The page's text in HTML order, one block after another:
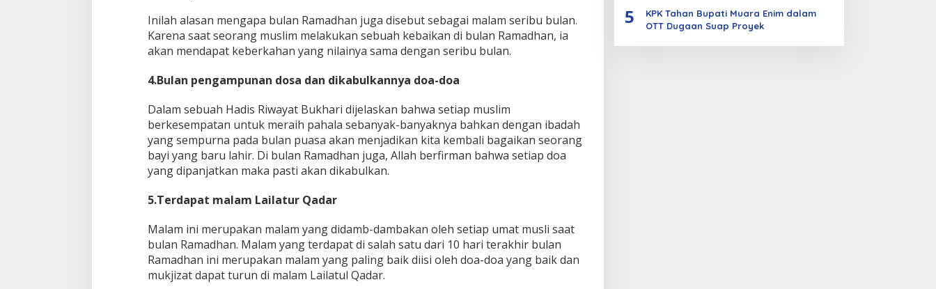
Inilah alasan mengapa bulan Ramadhan juga disebut sebagai malam seribu bulan.
Karena saat seorang muslim melakukan sebuah kebaikan di bulan Ramadhan, ia
akan mendapat keberkahan yang nilainya sama dengan seribu bulan.
4.Bulan pengampunan dosa dan dikabulkannya doa-doa
Dalam sebuah Hadis Riwayat Bukhari dijelaskan bahwa setiap muslim
berkesempatan untuk meraih pahala sebanyak-banyaknya bahkan dengan ibadah
yang sempurna pada bulan puasa akan menjadikan kita kembali bagaikan seorang
bayi yang baru lahir. Di bulan Ramadhan juga, Allah berfirman bahwa setiap doa
yang dipanjatkan maka pasti akan dikabulkan.
5.Terdapat malam Lailatur Qadar
Malam ini merupakan malam yang didamb-dambakan oleh setiap umat musli saat
bulan Ramadhan. Malam yang terdapat di salah satu dari 10 hari terakhir bulan
Ramadhan ini merupakan malam yang paling baik diisi oleh doa-doa yang baik dan
mukjizat dapat turun di malam Lailatul Qadar.
5
KPK Tahan Bupati Muara Enim dalam
OTT Dugaan Suap Proyek